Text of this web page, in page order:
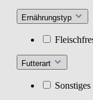
Ernährungstyp
Futterart
Sonstiges